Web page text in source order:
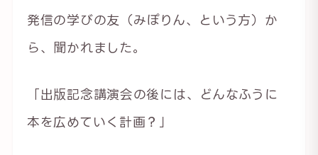
発信の学びの友（みぽりん、という方）か
ら、聞かれました。
「出版記念講演会の後には、どんなふうに
本を広めていく計画？」